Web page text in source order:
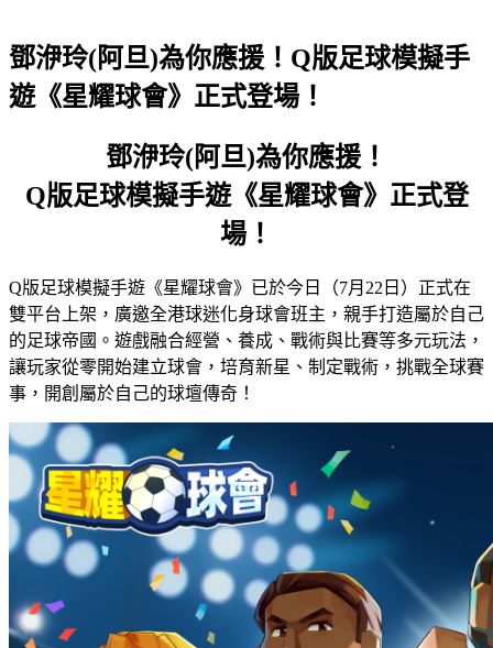
鄧洢玲(阿旦)為你應援！Q版足球模擬手
遊《星耀球會》正式登場！
鄧洢玲(阿旦)為你應援！
Q版足球模擬手遊《星耀球會》正式登
場！
Q版足球模擬手遊《星耀球會》已於今日（7月22日）正式在
雙平台上架，廣邀全港球迷化身球會班主，親手打造屬於自己
的足球帝國。遊戲融合經營、養成、戰術與比賽等多元玩法，
讓玩家從零開始建立球會，培育新星、制定戰術，挑戰全球賽
事，開創屬於自己的球壇傳奇！